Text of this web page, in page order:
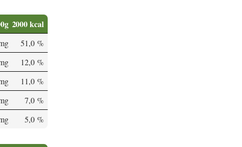
2000 kcal
51,0 %
12,0 %
11,0 %
7,0 %
5,0 %